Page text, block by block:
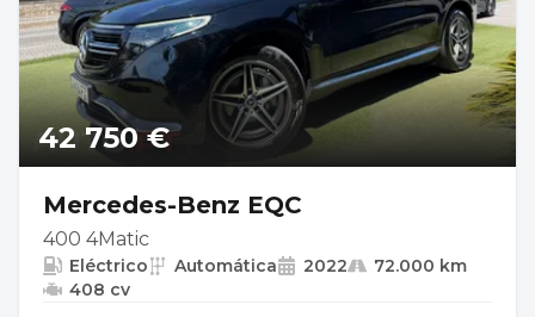
42 750 €
Mercedes-Benz EQC
400 4Matic
Eléctrico Automática 2022
72.000 km
408 cv